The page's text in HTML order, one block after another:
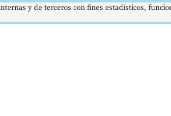
y de terceros con fines estadísticos,